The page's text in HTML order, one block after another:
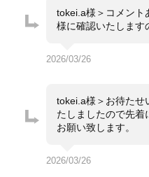
tokei.a様＞コメント
様に確認いたします
2026/03/26
tokei.a様＞お待たせ
たしましたので先着
お願い致します。
2026/03/26